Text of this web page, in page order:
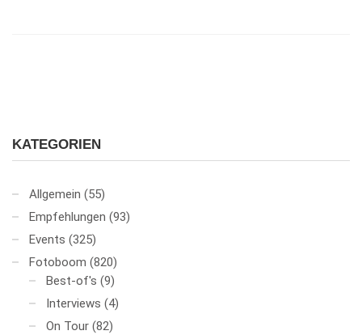
KATEGORIEN
Allgemein (55)
Empfehlungen (93)
Events (325)
Fotoboom (820)
Best-of's (9)
Interviews (4)
On Tour (82)